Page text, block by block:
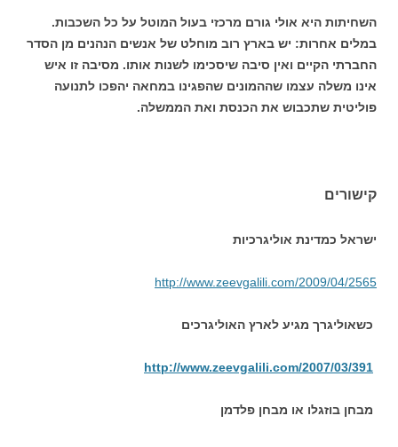
השחיתות היא אולי גורם מרכזי בעול המוטל על כל השכבות.
במלים אחרות: יש בארץ רוב מוחלט של אנשים הנהנים מן הסדר
החברתי הקיים ואין סיבה שיסכימו לשנות אותו. מסיבה זו איש
אינו משלה עצמו שההמונים שהפגינו במחאה יהפכו לתנועה
פוליטית שתכבוש את הכנסת ואת הממשלה.
קישורים
ישראל כמדינת אוליגרכיות
http://www.zeevgalili.com/2009/04/2565
כשאוליגרך מגיע לארץ האוליגרכים
http://www.zeevgalili.com/2007/03/391
מבחן בוזגלו או מבחן פלדמן